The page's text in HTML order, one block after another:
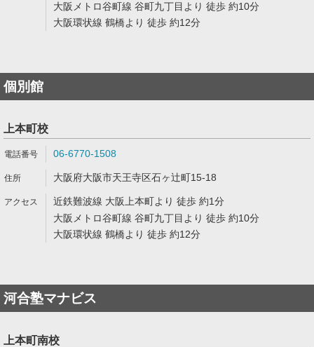
大阪メトロ谷町線 谷町九丁目より 徒歩 約10分
大阪環状線 鶴橋より 徒歩 約12分
個別館
上本町校
06-6770-1508
大阪府大阪市天王寺区石ヶ辻町15-18
近鉄難波線 大阪上本町より 徒歩 約1分
大阪メトロ谷町線 谷町九丁目より 徒歩 約10分
大阪環状線 鶴橋より 徒歩 約12分
河合塾マナビス
上本町南校